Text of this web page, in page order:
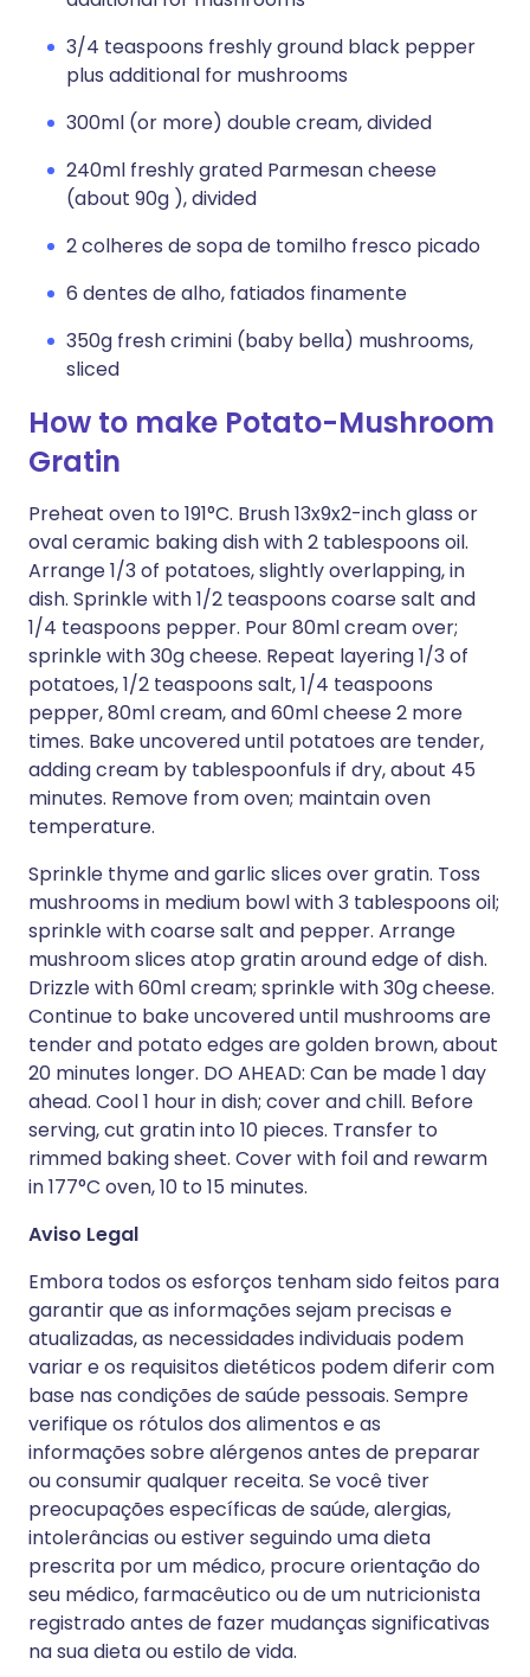
3/4 teaspoons freshly ground black pepper
plus additional for mushrooms
300ml (or more) double cream, divided
240ml freshly grated Parmesan cheese
(about 90g ), divided
2 colheres de sopa de tomilho fresco picado
6 dentes de alho, fatiados finamente
350g fresh crimini (baby bella) mushrooms,
sliced
How to make Potato-Mushroom
Gratin
Preheat oven to 191°C. Brush 13x9x2-inch glass or
oval ceramic baking dish with 2 tablespoons oil.
Arrange 1/3 of potatoes, slightly overlapping, in
dish. Sprinkle with 1/2 teaspoons coarse salt and
1/4 teaspoons pepper. Pour 80ml cream over;
sprinkle with 30g cheese. Repeat layering 1/3 of
potatoes, 1/2 teaspoons salt, 1/4 teaspoons
pepper, 80ml cream, and 60ml cheese 2 more
times. Bake uncovered until potatoes are tender,
adding cream by tablespoonfuls if dry, about 45
minutes. Remove from oven; maintain oven
temperature.
Sprinkle thyme and garlic slices over gratin. Toss
mushrooms in medium bowl with 3 tablespoons oil;
sprinkle with coarse salt and pepper. Arrange
mushroom slices atop gratin around edge of dish.
Drizzle with 60ml cream; sprinkle with 30g cheese.
Continue to bake uncovered until mushrooms are
tender and potato edges are golden brown, about
20 minutes longer. DO AHEAD: Can be made 1 day
ahead. Cool 1 hour in dish; cover and chill. Before
serving, cut gratin into 10 pieces. Transfer to
rimmed baking sheet. Cover with foil and rewarm
in 177°C oven, 10 to 15 minutes.
Aviso Legal
Embora todos os esforços tenham sido feitos para
garantir que as informações sejam precisas e
atualizadas, as necessidades individuais podem
variar e os requisitos dietéticos podem diferir com
base nas condições de saúde pessoais. Sempre
verifique os rótulos dos alimentos e as
informações sobre alérgenos antes de preparar
ou consumir qualquer receita. Se você tiver
preocupações específicas de saúde, alergias,
intolerâncias ou estiver seguindo uma dieta
prescrita por um médico, procure orientação do
seu médico, farmacêutico ou de um nutricionista
registrado antes de fazer mudanças significativas
na sua dieta ou estilo de vida.